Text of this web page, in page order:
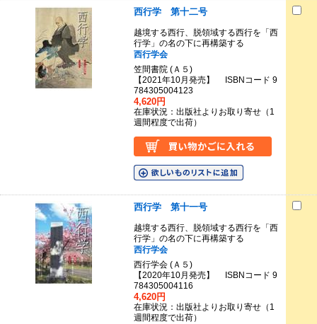
西行学 第十二号
越境する西行、脱領域する西行を「西
行学」の名の下に再構築する
西行学会
笠間書院 (Ａ５)
【2021年10月発売】 ISBNコード 9
784305004123
4,620円
在庫状況：出版社よりお取り寄せ（1
週間程度で出荷）
西行学 第十一号
越境する西行、脱領域する西行を「西
行学」の名の下に再構築する
西行学会
西行学会 (Ａ５)
【2020年10月発売】 ISBNコード 9
784305004116
4,620円
在庫状況：出版社よりお取り寄せ（1
週間程度で出荷）